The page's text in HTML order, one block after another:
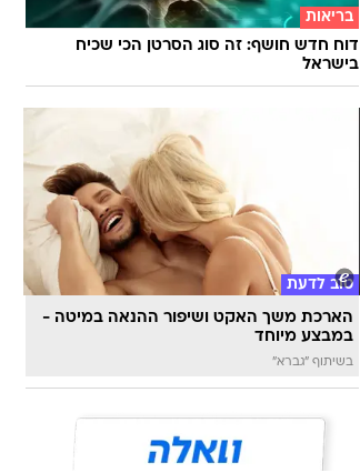
בריאות
דוח חדש חושף: זה סוג הסרטן הכי שכיח
בישראל
טוב לדעת
הארכת משך האקט ושיפור ההנאה במיטה -
במבצע מיוחד
בשיתוף "גברא"